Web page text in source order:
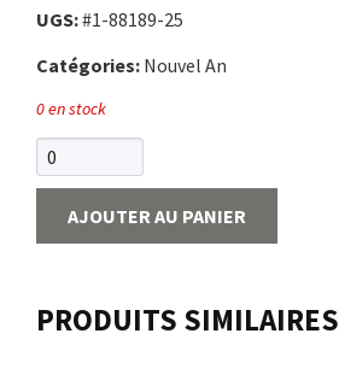
UGS:#1-88189-25
Catégories: Nouvel An
0 en stock
AJOUTER AU PANIER
PRODUITS SIMILAIRES